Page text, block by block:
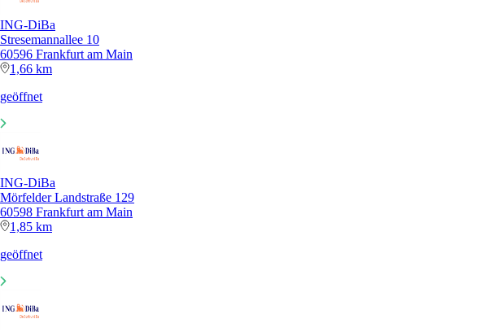
ING-DiBa
Stresemannallee 10
60596 Frankfurt am Main
1,66 km
geöffnet
ING-DiBa
Mörfelder Landstraße 129
60598 Frankfurt am Main
1,85 km
geöffnet